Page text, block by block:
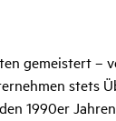
gemeistert
stets
1990er